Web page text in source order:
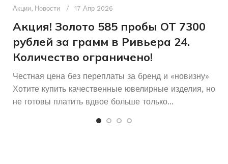
Акции, Новости 17 Апр 2026
Акция! Золото 585 пробы ОТ 7300
рублей за грамм в Ривьера 24.
Количество ограничено!
Честная цена без переплаты за бренд и «новизну»
Хотите купить качественные ювелирные изделия, но
не готовы платить вдвое больше только...